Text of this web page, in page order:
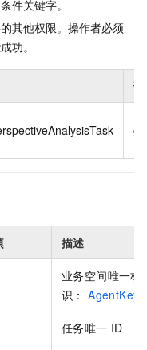
件关键字。
其他权限。操作者必须
功。
描述
业务空间唯一标
识：AgentKey
任务唯一 ID